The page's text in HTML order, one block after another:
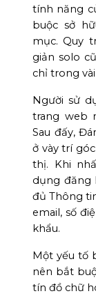
tính năng
buộc sở
mục. Quy
giản solo
chỉ trong
Người sử
trang web
Sau đấy,
ở vày trí
thị. Khi
dụng đăng
đủ Thông
email, số
khẩu.
Một yếu tố
nên bắt
tín đồ chữ